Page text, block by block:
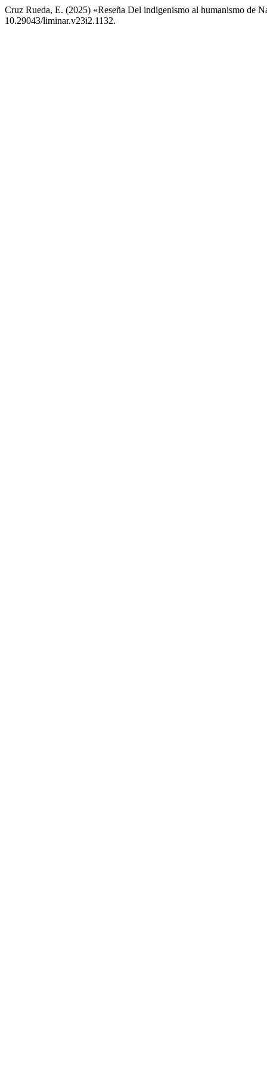
Cruz Rueda, E. (2025) «Reseña Del indigenismo al humanismo de
10.29043/liminar.v23i2.1132.